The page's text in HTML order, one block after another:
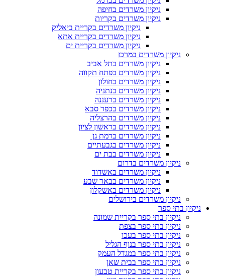
ניקיון משרדים בחיפה
ניקיון משרדים בקריות
ניקיון משרדים בקריית ביאליק
ניקיון משרדים בקריית אתא
ניקיון משרדים בקריית ים
ניקיון משרדים במרכז
ניקיון משרדים בתל אביב
ניקיון משרדים בפתח תקווה
ניקיון משרדים בחולון
ניקיון משרדים בנתניה
ניקיון משרדים ברעננה
ניקיון משרדים בכפר סבא
ניקיון משרדים בהרצליה
ניקיון משרדים בראשון לציון
ניקיון משרדים ברמת גן
ניקיון משרדים בגבעתיים
ניקיון משרדים בבת ים
ניקיון משרדים בדרום
ניקיון משרדים באשדוד
ניקיון משרדים בבאר שבע
ניקיון משרדים באשקלון
ניקיון משרדים בירושלים
ניקיון בתי ספר
ניקיון בתי ספר בקריית שמונה
ניקיון בתי ספר בצפת
ניקיון בתי ספר בעכו
ניקיון בתי ספר בנוף הגליל
ניקיון בתי ספר במגדל העמק
ניקיון בתי ספר בבית שאן
ניקיון בתי ספר בקריית טבעון